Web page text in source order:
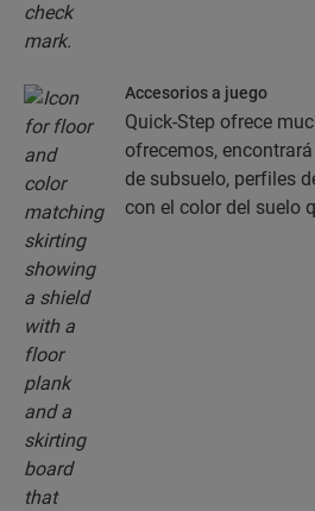
Accesorios a juego
Quick-Step ofrece
ofrecemos,
de subsuelo, perfiles
con el color del suelo